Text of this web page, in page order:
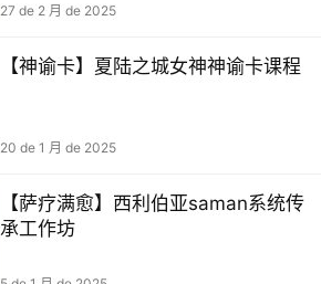
27 de 2 月 de 2025
【神谕卡】夏陆之城女神神谕卡课程
20 de 1 月 de 2025
【萨疗满‬愈】西利伯‬亚saman系统传
承工作坊